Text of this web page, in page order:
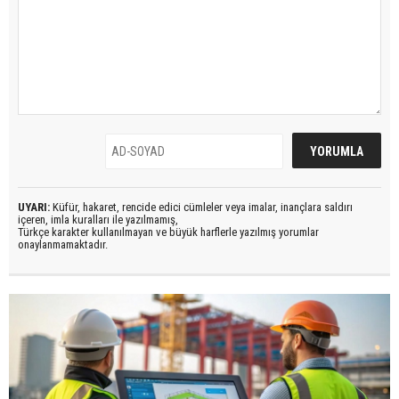
UYARI: Küfür, hakaret, rencide edici cümleler veya imalar, inançlara saldırı
içeren, imla kuralları ile yazılmamış,
Türkçe karakter kullanılmayan ve büyük harflerle yazılmış yorumlar
onaylanmamaktadır.